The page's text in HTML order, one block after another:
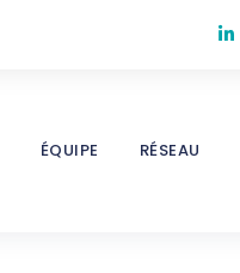
ÉQUIPE RÉSEAU